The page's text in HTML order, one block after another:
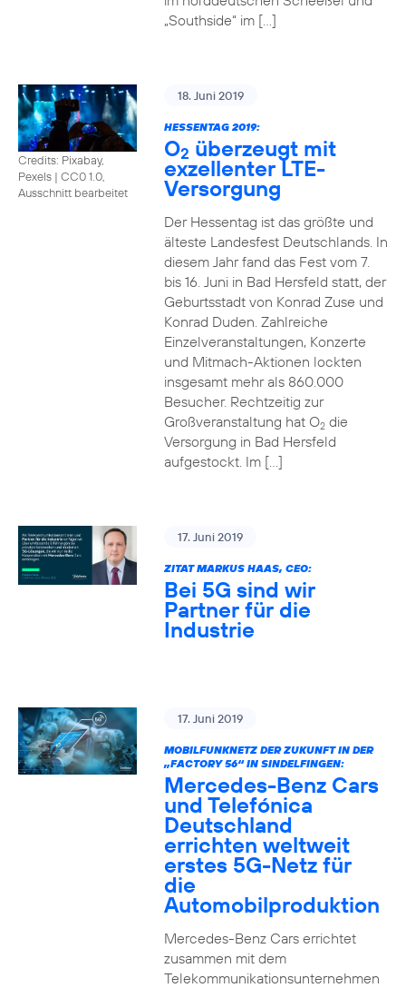
„Southside“ im […]
Credits: Pixabay,
Pexels | CC0 1.0,
Ausschnitt bearbeitet
18. Juni 2019
HESSENTAG 2019:
O2 überzeugt mit
exzellenter LTE-
Versorgung
Der Hessentag ist das größte und
älteste Landesfest Deutschlands. In
diesem Jahr fand das Fest vom 7.
bis 16. Juni in Bad Hersfeld statt, der
Geburtsstadt von Konrad Zuse und
Konrad Duden. Zahlreiche
Einzelveranstaltungen, Konzerte
und Mitmach-Aktionen lockten
insgesamt mehr als 860.000
Besucher. Rechtzeitig zur
Großveranstaltung hat O2die
Versorgung in Bad Hersfeld
aufgestockt. Im […]
17. Juni 2019
ZITAT MARKUS HAAS, CEO:
Bei 5G sind wir
Partner für die
Industrie
17. Juni 2019
MOBILFUNKNETZ DER ZUKUNFT IN DER
„FACTORY 56“ IN SINDELFINGEN:
Mercedes-Benz Cars
und Telefónica
Deutschland
errichten weltweit
erstes 5G-Netz für
die
Automobilproduktion
Mercedes-Benz Cars errichtet
zusammen mit dem
Telekommunikationsunternehmen